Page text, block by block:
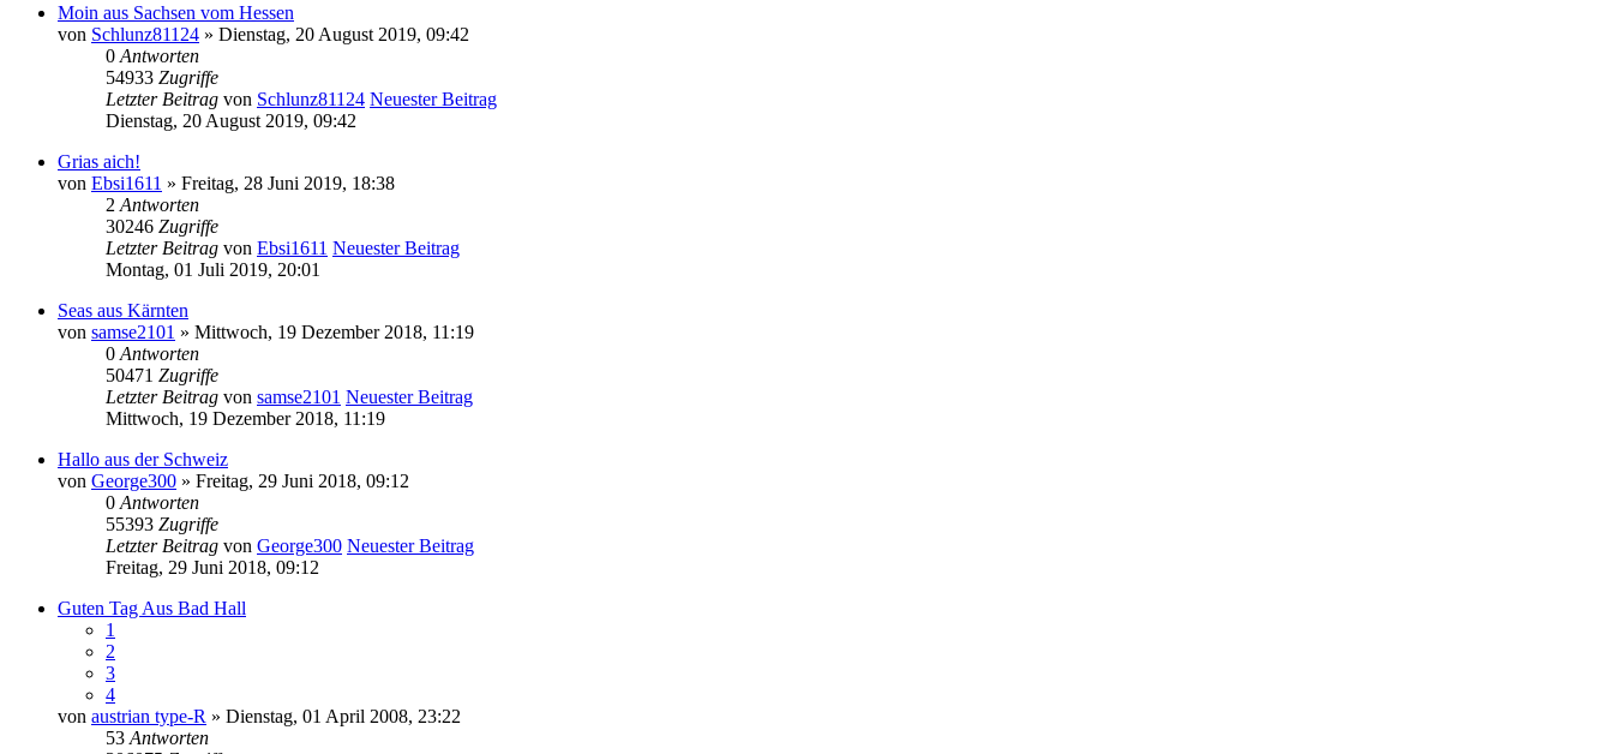
Moin aus Sachsen vom Hessen
von Schlunz81124 » Dienstag, 20 August 2019, 09:42
0 Antworten
54933 Zugriffe
Letzter Beitrag von Schlunz81124 Neuester Beitrag
Dienstag, 20 August 2019, 09:42
Grias aich!
von Ebsi1611 » Freitag, 28 Juni 2019, 18:38
2 Antworten
30246 Zugriffe
Letzter Beitrag von Ebsi1611 Neuester Beitrag
Montag, 01 Juli 2019, 20:01
Seas aus Kärnten
von samse2101 » Mittwoch, 19 Dezember 2018, 11:19
0 Antworten
50471 Zugriffe
Letzter Beitrag von samse2101 Neuester Beitrag
Mittwoch, 19 Dezember 2018, 11:19
Hallo aus der Schweiz
von George300 » Freitag, 29 Juni 2018, 09:12
0 Antworten
55393 Zugriffe
Letzter Beitrag von George300 Neuester Beitrag
Freitag, 29 Juni 2018, 09:12
Guten Tag Aus Bad Hall
1
2
3
4
von austrian type-R » Dienstag, 01 April 2008, 23:22
53 Antworten